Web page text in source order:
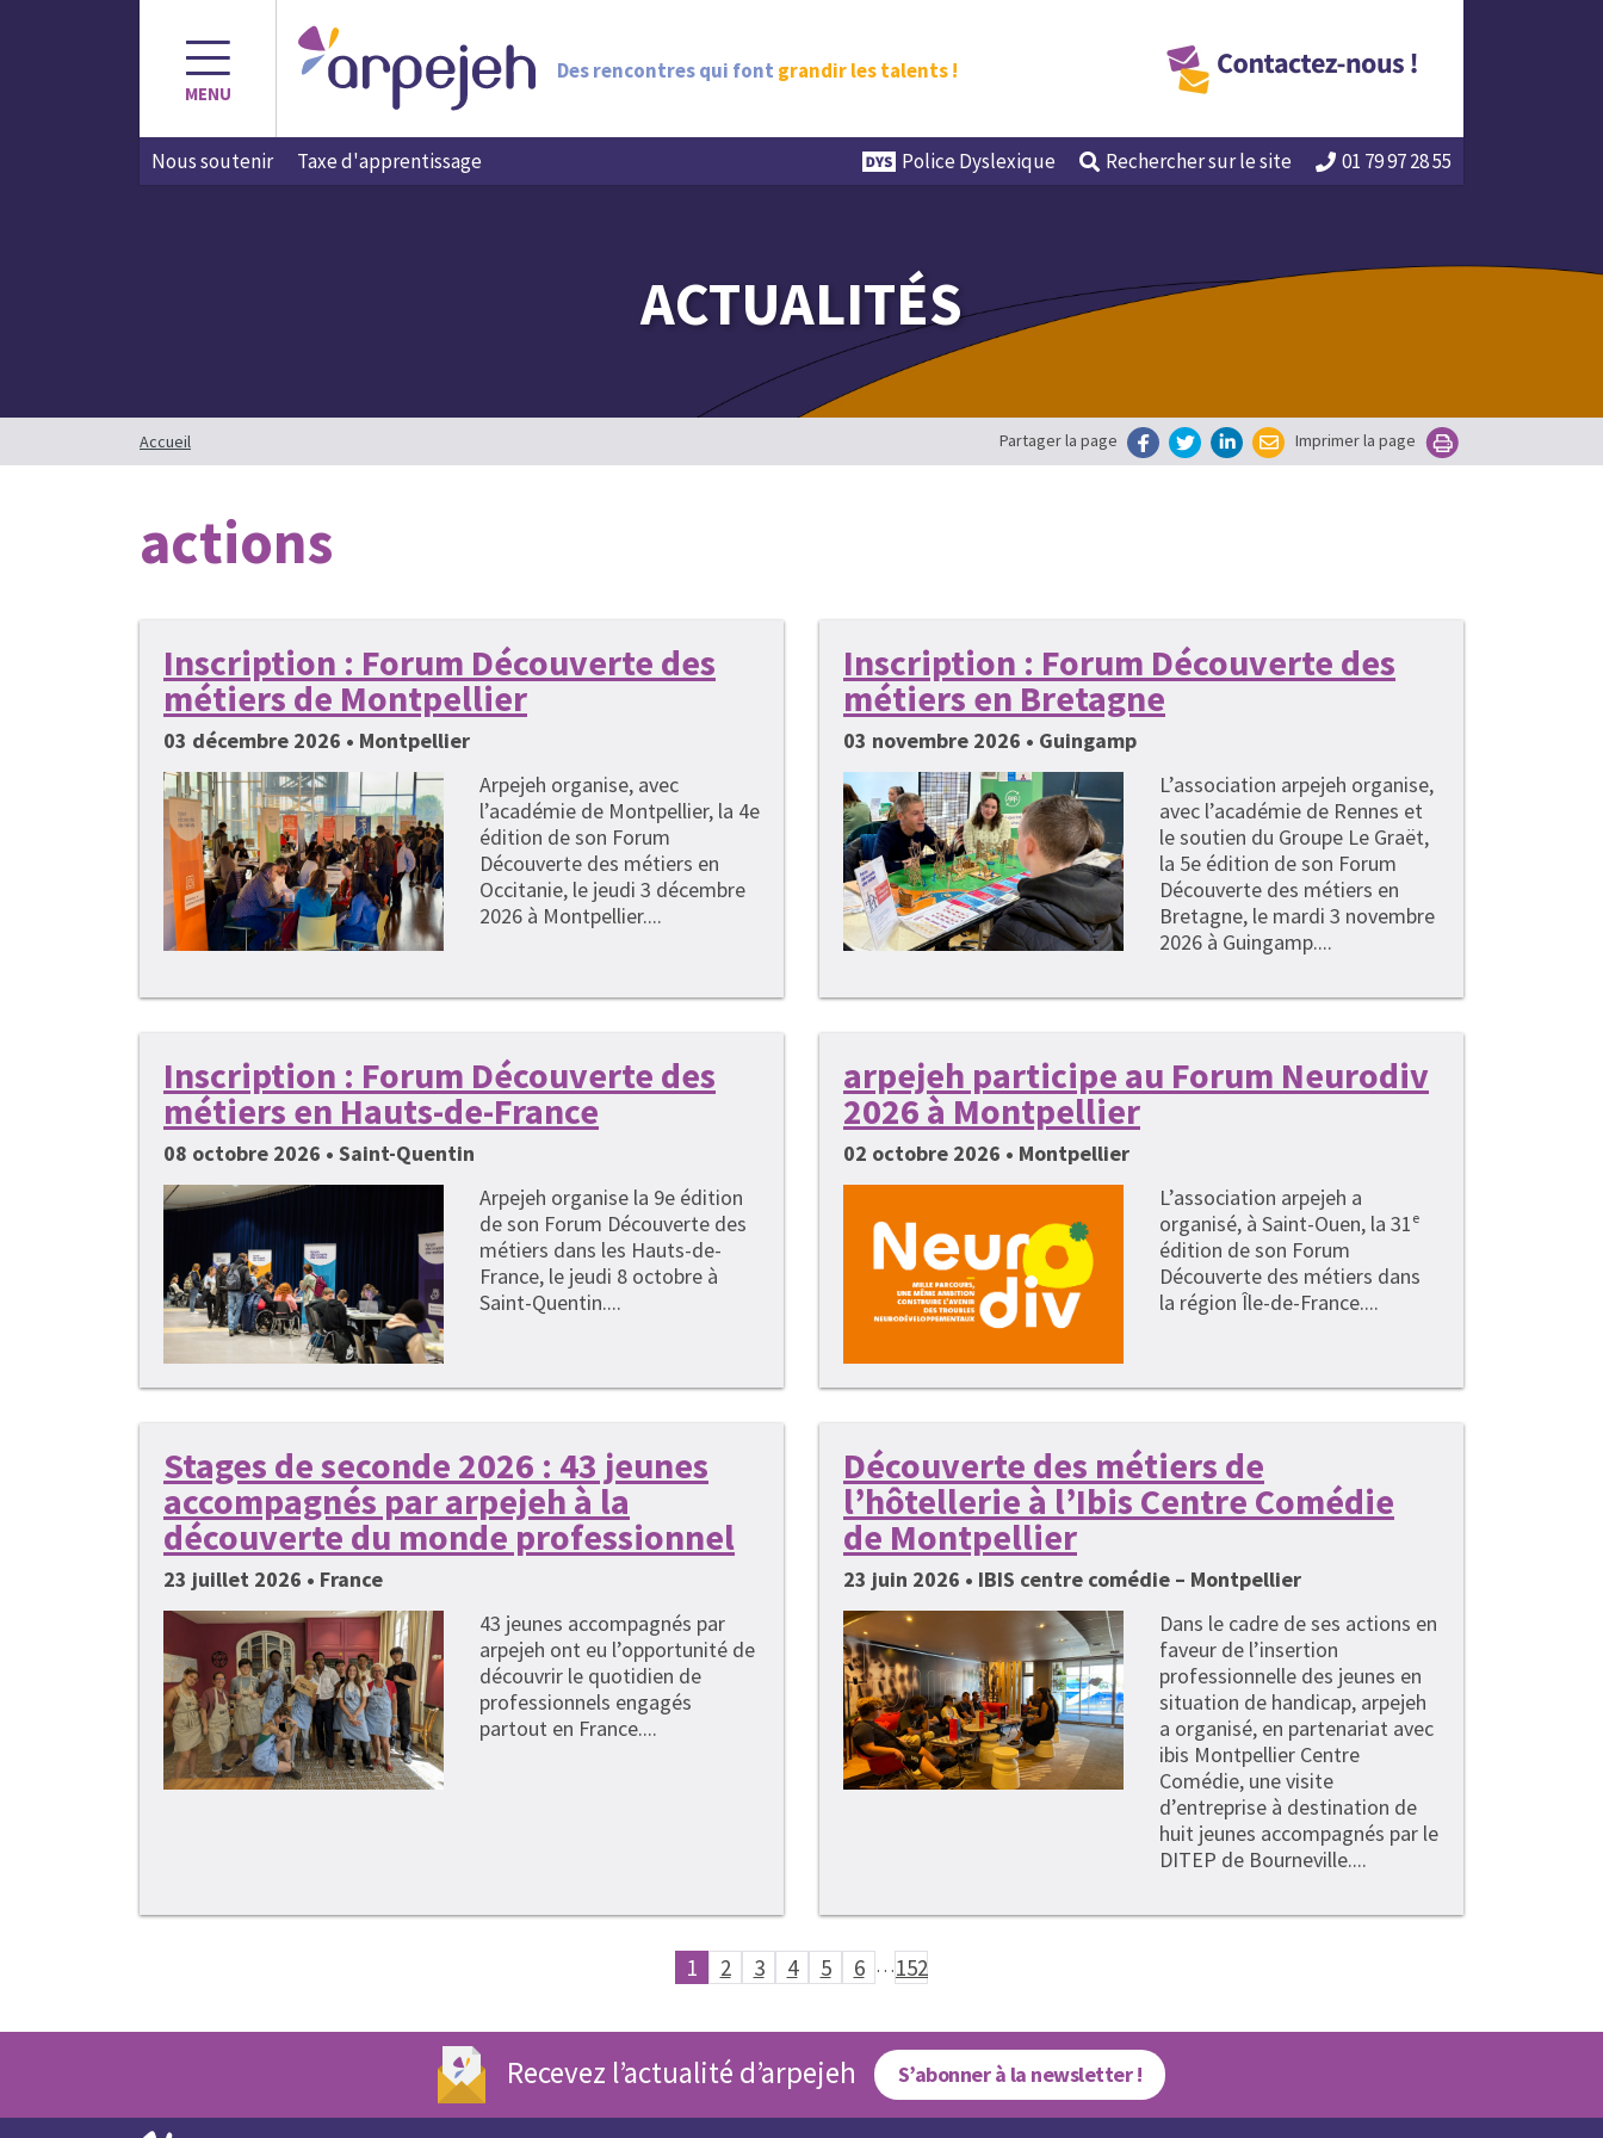
MENU
Des rencontres qui font grandir les talents !
Nous soutenir Taxe d'apprentissage Police Dyslexique Recherchersur le site 01 79 97 28 55
ACTUALITÉS
Accueil Partager la page Imprimer la page
actions
Inscription : Forum Découverte des
métiers de Montpellier
03 décembre 2026 • Montpellier
Arpejeh organise, avec
l’académie de Montpellier, la 4e
édition de son Forum
Découverte des métiers en
Occitanie, le jeudi 3 décembre
2026 à Montpellier....
Inscription : Forum Découverte des
métiers en Bretagne
03 novembre 2026 • Guingamp
L’association arpejeh organise,
avec l’académie de Rennes et
le soutien du Groupe Le Graët,
la 5e édition de son Forum
Découverte des métiers en
Bretagne, le mardi 3 novembre
2026 à Guingamp....
Inscription : Forum Découverte des
métiers en Hauts-de-France
08 octobre 2026 • Saint-Quentin
Arpejeh organise la 9e édition
de son Forum Découverte des
métiers dans les Hauts-de-
France, le jeudi 8 octobre à
Saint-Quentin....
arpejeh participe au Forum Neurodiv
2026 à Montpellier
02 octobre 2026 • Montpellier
L’association arpejeh a
organisé, à Saint-Ouen, la 31ᵉ
édition de son Forum
Découverte des métiers dans
la région Île-de-France....
Stages de seconde 2026 : 43 jeunes
accompagnés par arpejeh à la
découverte du monde professionnel
23 juillet 2026 • France
43 jeunes accompagnés par
arpejeh ont eu l’opportunité de
découvrir le quotidien de
professionnels engagés
partout en France....
Découverte des métiers de
l’hôtellerie à l’Ibis Centre Comédie
de Montpellier
23 juin 2026 • IBIS centre comédie – Montpellier
Dans le cadre de ses actions en
faveur de l’insertion
professionnelle des jeunes en
situation de handicap, arpejeh
a organisé, en partenariat avec
ibis Montpellier Centre
Comédie, une visite
d’entreprise à destination de
huit jeunes accompagnés par le
DITEP de Bourneville....
1 2 3 4 5 6 …152
Recevez l’actualité d’arpejeh S’abonner à la newsletter !